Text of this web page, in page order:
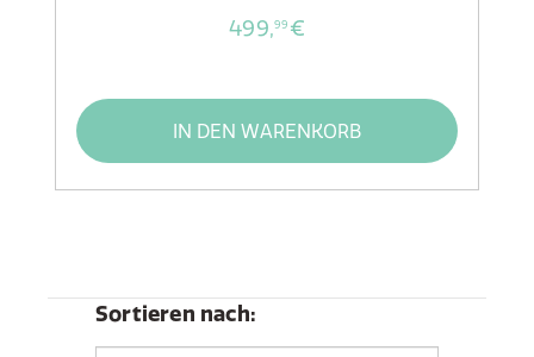
499,99 €
IN DEN WARENKORB
Sortieren nach: